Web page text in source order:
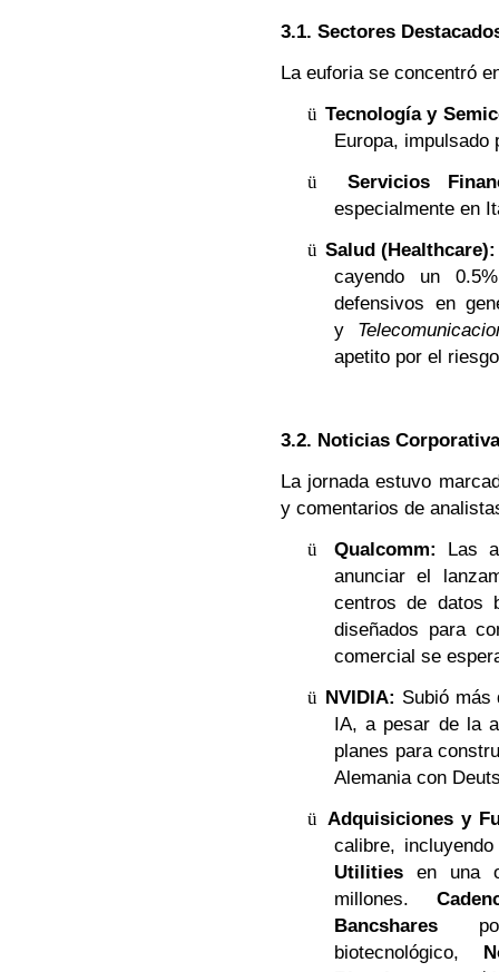
3.1. Sectores
La euforia se concentró
ü Tecnología y
Europa,
ü
Servicios
especialmente en
ü Salud (Healthcare):
cayendo un
defensivos en
y
apetito por el
3.2. Noticias
La jornada estuvo
y comentarios de
ü
Qualcomm:
Las
anunciar el
centros de datos
diseñados para
comercial se
ü NVIDIA: Subió más
IA, a pesar de la
planes para
Alemania con
ü Adquisiciones y
calibre,
Utilities en una
millones.
Bancshares
biotecnológico,